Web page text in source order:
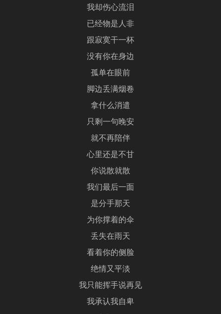
我却伤心流泪
已经物是人非
跟寂寞干一杯
没有你在身边
孤单在眼前
脚边丢满烟卷
拿什么消遣
只剩一句晚安
就不再陪伴
心里还是不甘
你说散就散
我们最后一面
是分手那天
为你撑着的伞
丢失在雨天
看着你的侧脸
绝情又平淡
我只能挥手说再见
我承认我自卑